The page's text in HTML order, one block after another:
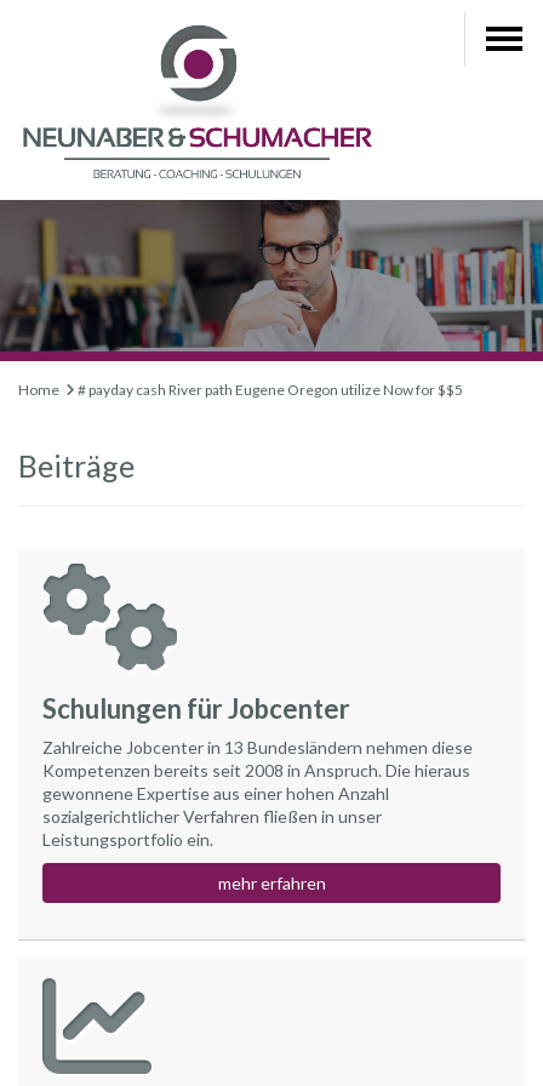
Home # payday cash River path Eugene Oregon utilize Now for $$5
Beiträge
Schulungen für Jobcenter
Zahlreiche Jobcenter in 13 Bundesländern nehmen diese
Kompetenzen bereits seit 2008 in Anspruch. Die hieraus
gewonnene Expertise aus einer hohen Anzahl
sozialgerichtlicher Verfahren fließen in unser
Leistungsportfolio ein.
mehr erfahren